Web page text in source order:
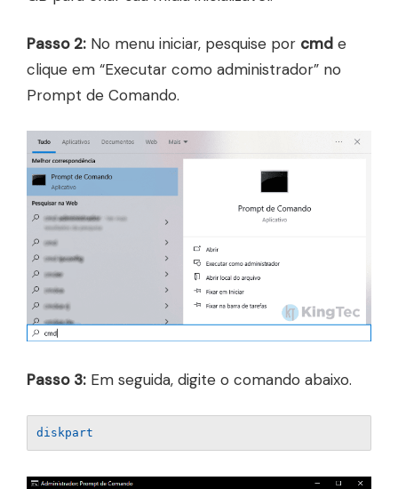
Passo 2: No menu iniciar, pesquise por cmd e
clique em “Executar como administrador” no
Prompt de Comando.
Passo 3: Em seguida, digite o comando abaixo.
diskpart